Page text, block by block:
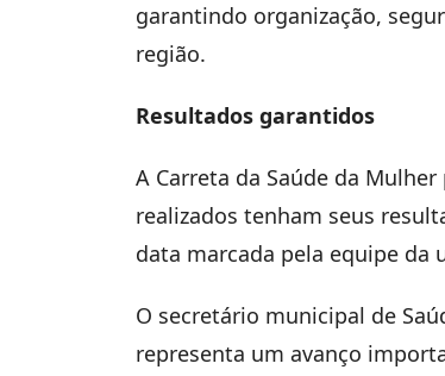
garantindo organização,
região.
Resultados garantidos
A Carreta da Saúde da
realizados tenham seus
data marcada pela equipe da
O secretário municipal de
representa um avanço